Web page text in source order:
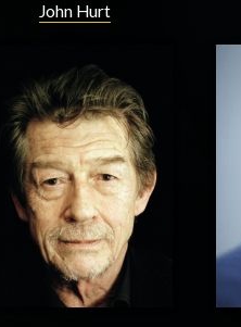
John Hurt